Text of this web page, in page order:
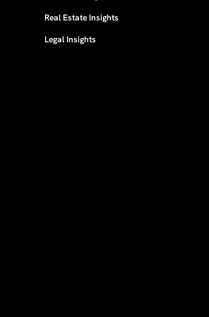
Real Estate Insights
Legal Insights